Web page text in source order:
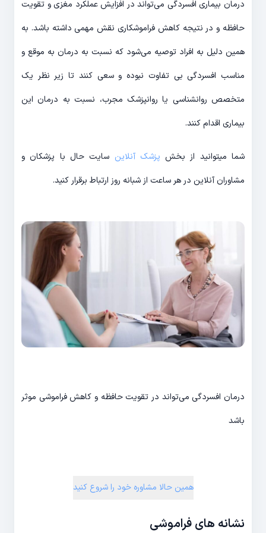
درمان بیماری افسردگی می‌تواند در افزایش عملکرد مغزی و تقویت
حافظه و در نتیجه کاهش فراموشکاری نقش مهمی داشته باشد. به
همین دلیل به افراد توصیه می‌شود که نسبت به درمان به موقع و
مناسب افسردگی بی تفاوت نبوده و سعی کنند تا زیر نظر یک
متخصص روانشناسی یا روانپزشک مجرب، نسبت به درمان این
بیماری اقدام کنند.
شما میتوانید از بخش پزشک آنلاین سایت حال با پزشکان و
مشاوران آنلاین در هر ساعت از شبانه روز ارتباط برقرار کنید.
درمان افسردگی می‌تواند در تقویت حافظه و کاهش فراموشی موثر
باشد
همین حالا مشاوره خود را شروع کنید
نشانه های فراموشی